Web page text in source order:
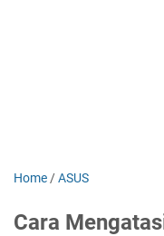
Home /ASUS
Cara